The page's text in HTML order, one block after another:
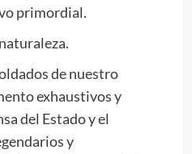
primordial.
de nuestro
exhaustivos y
del Estado y el
y